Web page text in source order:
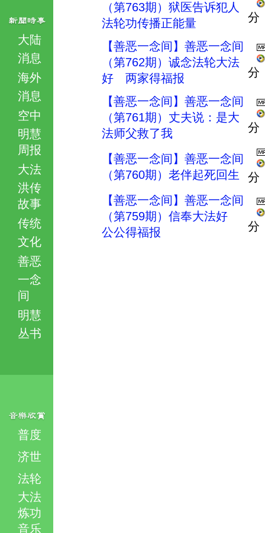
大陆
消息
海外
消息
空中
明慧
周报
大法
洪传
故事
传统
文化
善恶
一念
间
明慧
丛书
普度
济世
法轮
大法
炼功
音乐
（第763期）狱医告诉犯人
法轮功传播正能量
分
【善恶一念间】善恶一念间
（第762期）诚念法轮大法
好 两家得福报
分
【善恶一念间】善恶一念间
（第761期）丈夫说：是大
法师父救了我
分
【善恶一念间】善恶一念间
（第760期）老伴起死回生
分
【善恶一念间】善恶一念间
（第759期）信奉大法好
公公得福报
分